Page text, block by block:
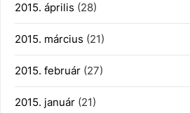
2015. április (28)
2015. március (21)
2015. február (27)
2015. január (21)